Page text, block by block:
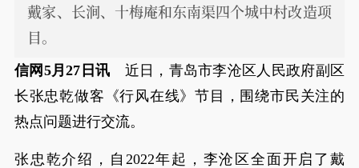
戴家、长涧、十梅庵和东南渠四个城中村改造项
目。
信网5月27日讯 近日，青岛市李沧区人民政府副区
长张忠乾做客《行风在线》节目，围绕市民关注的
热点问题进行交流。
张忠乾介绍，自2022年起，李沧区全面开启了戴